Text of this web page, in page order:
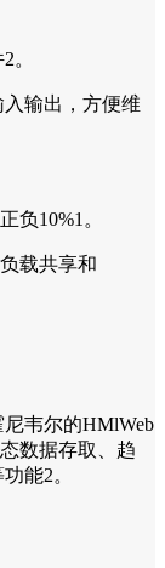
。
入输出，方便维
负10%1。
载共享和
韦尔的HMlWeb
数据存取、趋
能2。